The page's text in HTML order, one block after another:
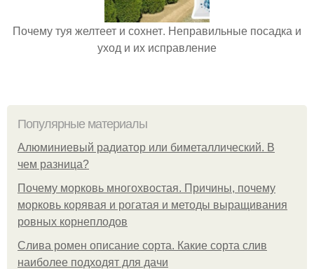
Почему туя желтеет и сохнет. Неправильные посадка и
уход и их исправление
Популярные материалы
Алюминиевый радиатор или биметаллический. В
чем разница?
Почему морковь многохвостая. Причины, почему
морковь корявая и рогатая и методы выращивания
ровных корнеплодов
Слива ромен описание сорта. Какие сорта слив
наиболее подходят для дачи